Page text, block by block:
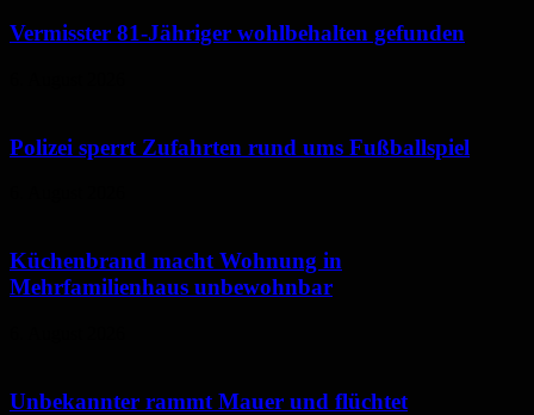
Vermisster 81-Jähriger wohlbehalten gefunden
Polizei sperrt Zufahrten rund ums Fußballspiel
Küchenbrand macht Wohnung in
Mehrfamilienhaus unbewohnbar
Unbekannter rammt Mauer und flüchtet